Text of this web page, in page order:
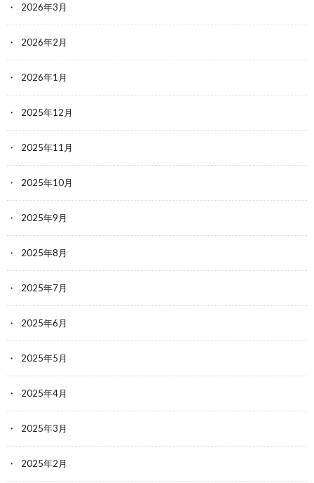
2026年3月
2026年2月
2026年1月
2025年12月
2025年11月
2025年10月
2025年9月
2025年8月
2025年7月
2025年6月
2025年5月
2025年4月
2025年3月
2025年2月